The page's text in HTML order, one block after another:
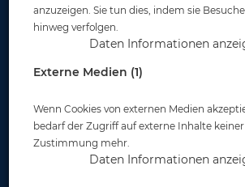
* inkl. MwSt.zzgl. Versandkosten
anzuzeigen. Sie tun dies, indem sie
hinweg verfolgen.
Daten Informationen
Externe Medien (1)
Wenn Cookies von externen Medien
bedarf der Zugriff auf externe Inhalte
Zustimmung mehr.
Daten Informationen